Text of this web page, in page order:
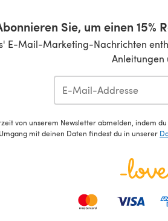
Sie, um einen
E-Mail-Marketing-Nachrichten
Anleitungen
von unserem Newsletter abmelden, indem
mit deinen Daten findest du in unserer